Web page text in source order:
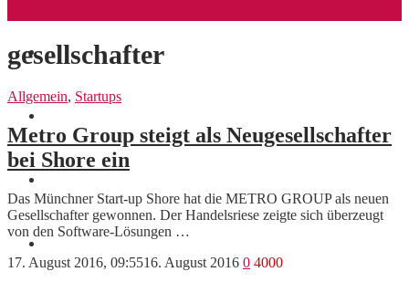
Allgemein
gesellschafter
Allgemein, Startups
Metro Group steigt als Neugesellschafter
bei Shore ein
Das Münchner Start-up Shore hat die METRO GROUP als neuen
Gesellschafter gewonnen. Der Handelsriese zeigte sich überzeugt
von den Software-Lösungen …
17. August 2016, 09:5516. August 2016 0 4000